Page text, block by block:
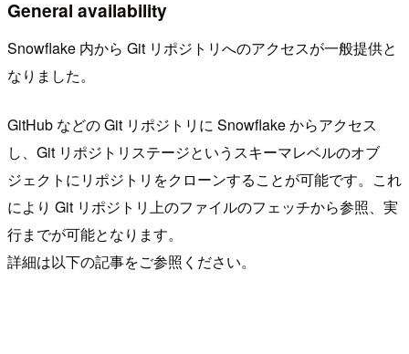
General availability
Snowflake 内から Git リポジトリへのアクセスが一般提供と
なりました。
GitHub などの Git リポジトリに Snowflake からアクセス
し、Git リポジトリステージというスキーマレベルのオブ
ジェクトにリポジトリをクローンすることが可能です。これ
により Git リポジトリ上のファイルのフェッチから参照、実
行までが可能となります。
詳細は以下の記事をご参照ください。